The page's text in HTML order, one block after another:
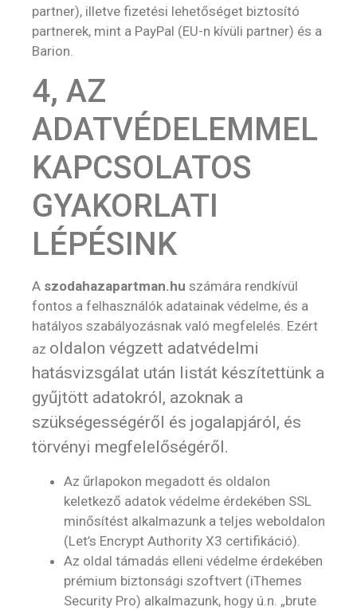
partner), illetve fizetési lehetőséget biztosító
partnerek, mint a PayPal (EU-n kívüli partner) és a
Barion.
4, AZ
ADATVÉDELEMMEL
KAPCSOLATOS
GYAKORLATI
LÉPÉSINK
A szodahazapartman.hu számára rendkívül
fontos a felhasználók adatainak védelme, és a
hatályos szabályozásnak való megfelelés. Ezért
az oldalon végzett adatvédelmi
hatásvizsgálat után listát készítettünk a
gyűjtött adatokról, azoknak a
szükségességéről és jogalapjáról, és
törvényi megfelelőségéről.
Az űrlapokon megadott és oldalon
keletkező adatok védelme érdekében SSL
minősítést alkalmazunk a teljes weboldalon
(Let’s Encrypt Authority X3 certifikáció).
Az oldal támadás elleni védelme érdekében
prémium biztonsági szoftvert (iThemes
Security Pro) alkalmazunk, hogy ú.n. „brute